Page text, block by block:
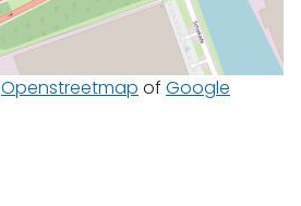
Openstreetmap of Google